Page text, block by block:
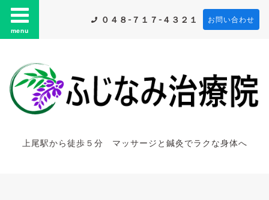
menu
０４８-７１７-４３２１ お問い合わせ
上尾駅から徒歩５分 マッサージと鍼灸でラクな身体へ